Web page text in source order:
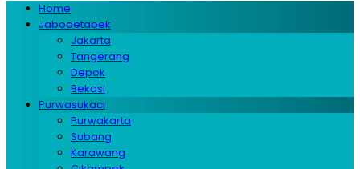
Home
Jabodetabek
Jakarta
Tangerang
Depok
Bekasi
Purwasukaci
Purwakarta
Subang
Karawang